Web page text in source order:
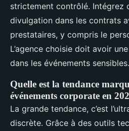
strictement contrôlé. Intégrez
divulgation dans les contrats
prestataires, y compris le
L’agence choisie doit avoir
dans les événements sensibles.
Quelle est la tendance
événements corporate en
La grande tendance, c’est
discrète. Grâce à des outils